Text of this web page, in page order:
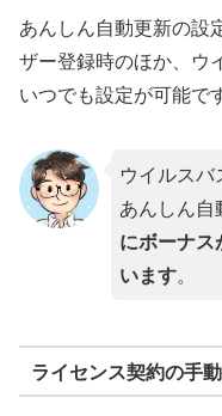
あんしん自動更新の設
ザー登録時のほか、ウ
いつでも設定が可能で
ウイルスバ
あんしん自
にボーナス
います。
ライセンス契約の手